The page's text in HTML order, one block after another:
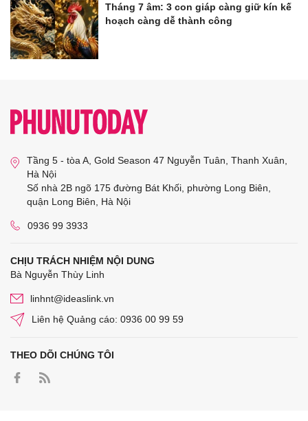
Tháng 7 âm: 3 con giáp càng giữ kín kế
hoạch càng dễ thành công
Tầng 5 - tòa A, Gold Season 47 Nguyễn Tuân, Thanh Xuân,
Hà Nội
Số nhà 2B ngõ 175 đường Bát Khối, phường Long Biên,
quận Long Biên, Hà Nội
0936 99 3933
CHỊU TRÁCH NHIỆM NỘI DUNG
Bà Nguyễn Thùy Linh
linhnt@ideaslink.vn
Liên hệ Quảng cáo: 0936 00 99 59
THEO DÕI CHÚNG TÔI